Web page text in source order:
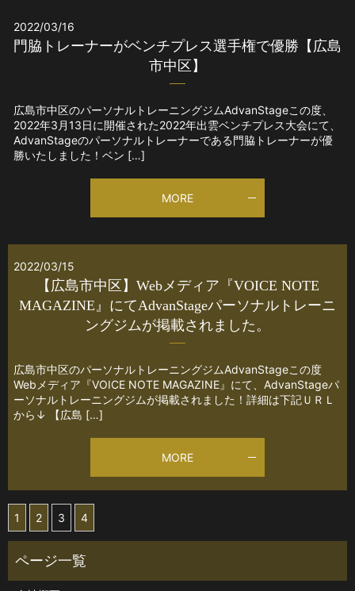
2022/03/16
門脇トレーナーがベンチプレス選手権で優勝【広島
市中区】
広島市中区のパーソナルトレーニングジムAdvanStageこの度、
2022年3月13日に開催された2022年出雲ベンチプレス大会にて、
AdvanStageのパーソナルトレーナーである門脇トレーナーが優
勝いたしました！ベン […]
MORE
2022/03/15
【広島市中区】Webメディア『VOICE NOTE
MAGAZINE』にてAdvanStageパーソナルトレーニ
ングジムが掲載されました。
広島市中区のパーソナルトレーニングジムAdvanStageこの度
Webメディア『VOICE NOTE MAGAZINE』にて、AdvanStageパ
ーソナルトレーニングジムが掲載されました！詳細は下記ＵＲＬ
から↓ 【広島 […]
MORE
1 2 3 4